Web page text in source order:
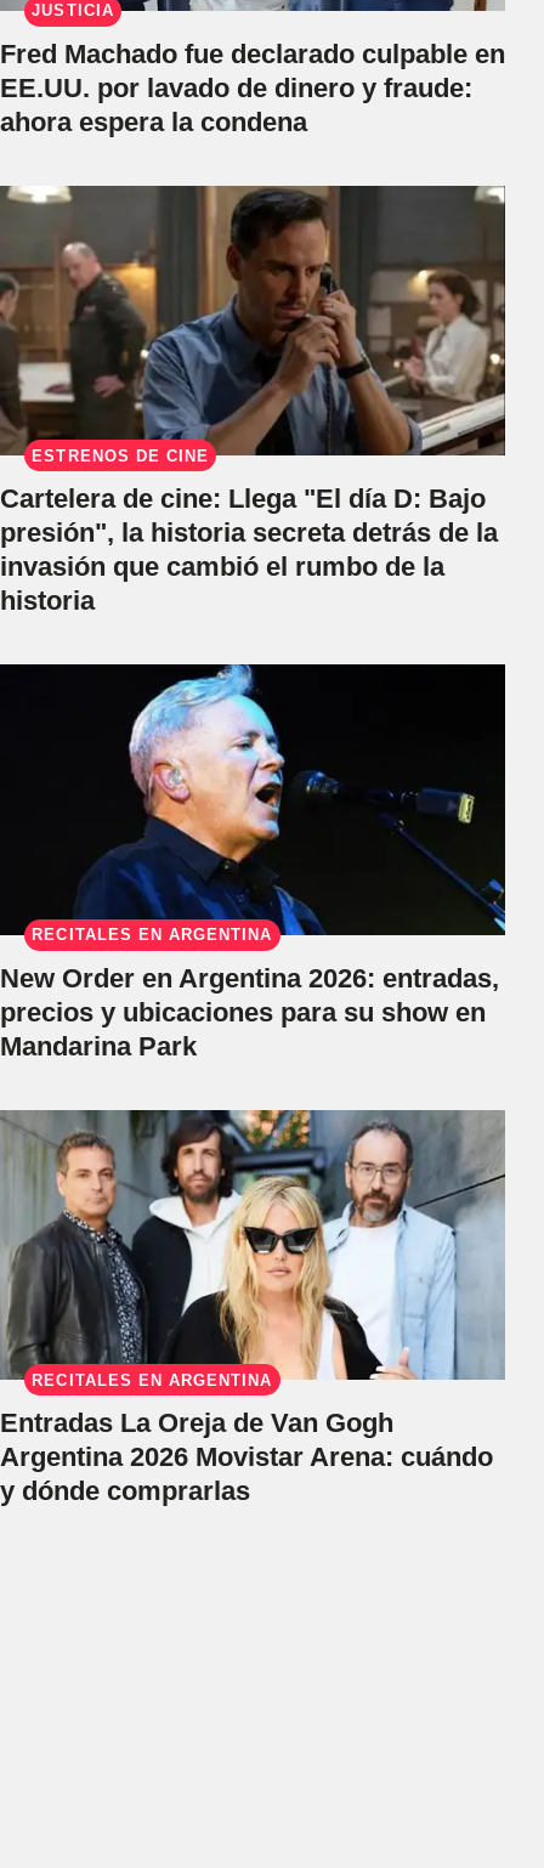
JUSTICIA
Fred Machado fue declarado culpable en
EE.UU. por lavado de dinero y fraude:
ahora espera la condena
ESTRENOS DE CINE
Cartelera de cine: Llega "El día D: Bajo
presión", la historia secreta detrás de la
invasión que cambió el rumbo de la
historia
RECITALES EN ARGENTINA
New Order en Argentina 2026: entradas,
precios y ubicaciones para su show en
Mandarina Park
RECITALES EN ARGENTINA
Entradas La Oreja de Van Gogh
Argentina 2026 Movistar Arena: cuándo
y dónde comprarlas